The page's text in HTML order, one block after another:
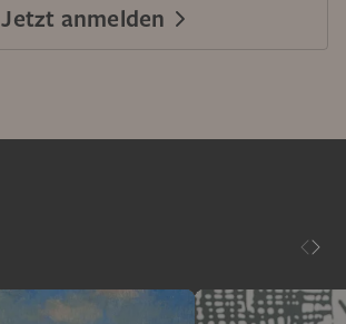
Jetzt anmelden